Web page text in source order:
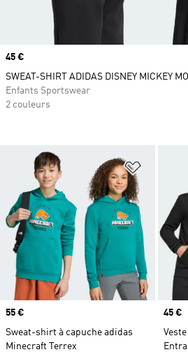
Ajouter
Prix
55 €
Sweat-shirt à capuche adidas
Minecraft Terrex
Prix
45 €
Prix
45 €
SWEAT-SHIRT ADIDAS DISNEY MICKEY
Enfants Sportswear
2 couleurs